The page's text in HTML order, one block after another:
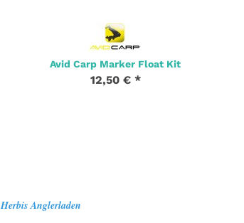
Avid Carp Marker Float Kit
12,50 € *
Herbis Anglerladen